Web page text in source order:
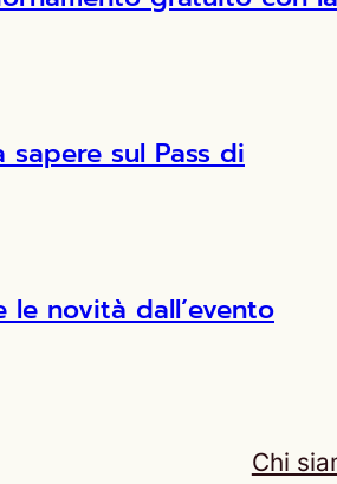
sul Pass di
le novità dall’evento
Chi